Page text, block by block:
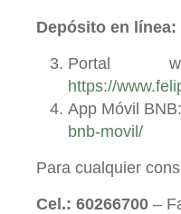
Depósito en línea:
Portal
https://
App Móvil
bnb-movil/
Para cualquier
Cel.: 60266700 –